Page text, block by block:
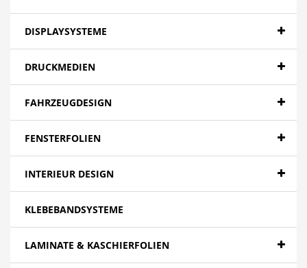
DISPLAYSYSTEME
DRUCKMEDIEN
FAHRZEUGDESIGN
FENSTERFOLIEN
INTERIEUR DESIGN
KLEBEBANDSYSTEME
LAMINATE & KASCHIERFOLIEN